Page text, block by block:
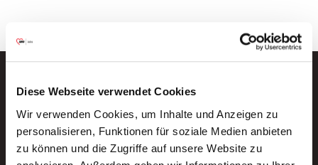
Diese Webseite verwendet Cookies
Wir verwenden Cookies, um Inhalte und Anzeigen zu
personalisieren, Funktionen für soziale Medien anbieten
zu können und die Zugriffe auf unsere Website zu
Neue Stellen per E-Mail.
Ein kostenloser Service von AWO